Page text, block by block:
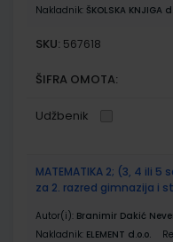
Nakladnik: ŠKOLSKA KNJIGA
SKU: 567618
ŠIFRA OMOTA:
Udžbenik
MATEMATIKA 2; (3, 4 ili
za 2. razred gimnazija i
Autor(i): Branimir Dakić
Nakladnik: ELEMENT d.o.o.